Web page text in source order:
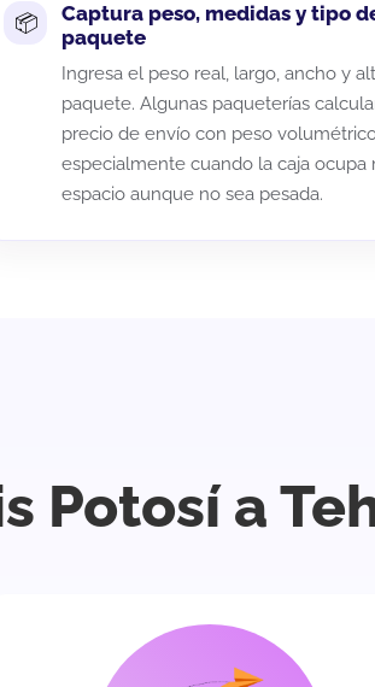
Captura peso, medidas y tipo
paquete
Ingresa el peso real, largo, ancho y
paquete. Algunas paqueterías
precio de envío con peso
especialmente cuando la caja ocupa
espacio aunque no sea pesada.
Potosí a